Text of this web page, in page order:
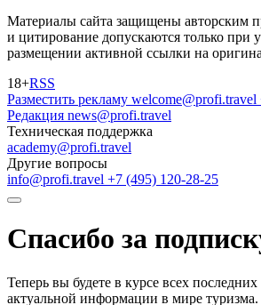
Материалы сайта защищены авторским
и цитирование допускаются только при
размещении активной ссылки на
18+RSS
Разместить рекламу welcome@profi.travel
Редакция news@profi.travel
Техническая поддержка
academy@profi.travel
Другие вопросы
info@profi.travel +7 (495) 120-28-25
Спасибо за
Теперь вы будете в курсе всех
актуальной информации в мире туризма.